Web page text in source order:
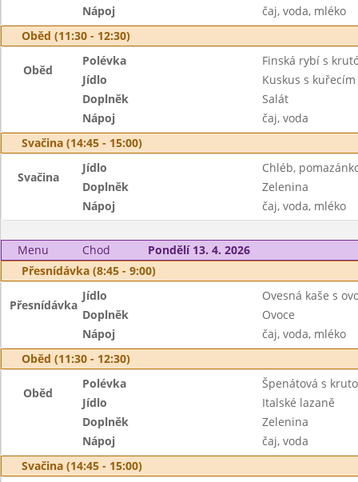
Nápoj
čaj, voda, mléko
Oběd (11:30 - 12:30)
Oběd
Polévka
Finská rybí s
Jídlo
Kuskus s
Doplněk
Salát
Nápoj
čaj, voda
Svačina (14:45 - 15:00)
Svačina
Jídlo
Chléb,
Doplněk
Zelenina
Nápoj
čaj, voda, mléko
Menu Chod
Pondělí 13. 4. 2026
Přesnídávka (8:45 - 9:00)
Přesnídávka
Jídlo
Ovesná kaše s
Doplněk
Ovoce
Nápoj
čaj, voda, mléko
Oběd (11:30 - 12:30)
Oběd
Polévka
Špenátová s
Jídlo
Italské lazaně
Doplněk
Zelenina
Nápoj
čaj, voda
Svačina (14:45 - 15:00)